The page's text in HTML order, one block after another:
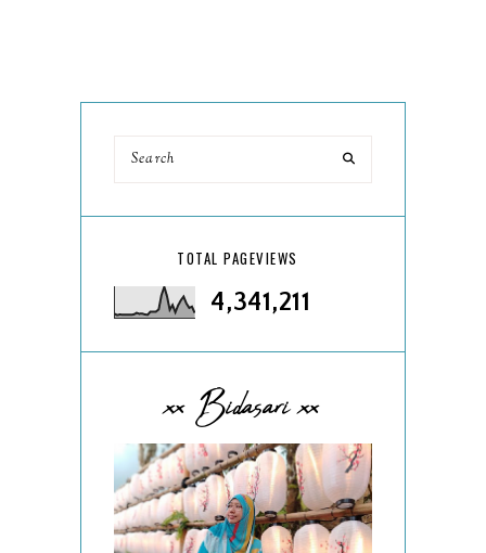
TOTAL PAGEVIEWS
4,341,211
xx Bidasari xx